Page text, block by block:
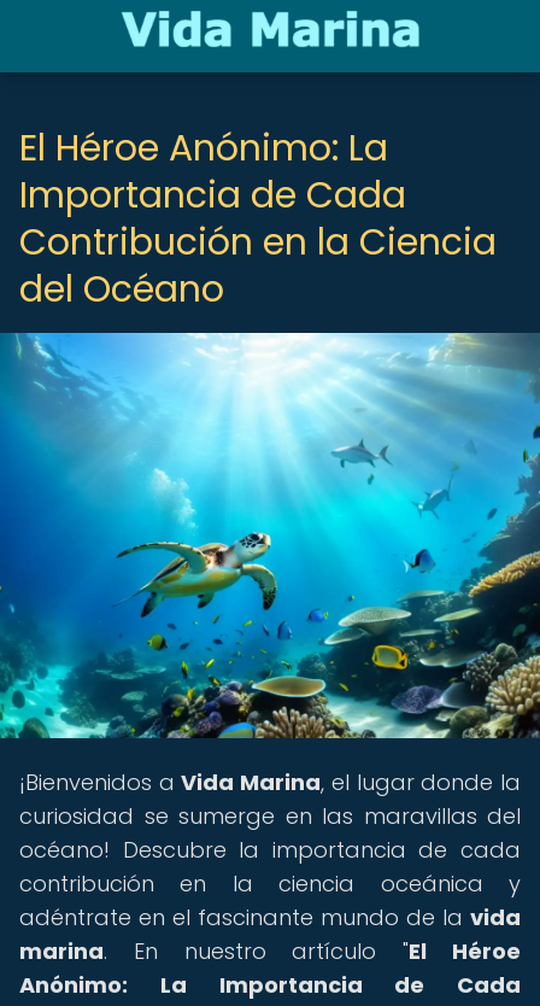
El Héroe Anónimo: La
Importancia de Cada
Contribución en la Ciencia
del Océano
¡Bienvenidos aVida Marina, el lugar donde la
curiosidad se sumerge en las maravillas del
océano! Descubre la importancia de cada
contribución en la ciencia oceánica y
adéntrate en el fascinante mundo de la vida
marina. En nuestro artículo "El Héroe
Anónimo: La Importancia de Cada